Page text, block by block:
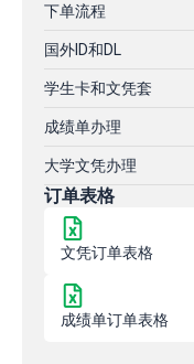
下单流程
国外ID和DL
学生卡和文凭套
成绩单办理
大学文凭办理
订单表格
文凭订单表格
成绩单订单表格